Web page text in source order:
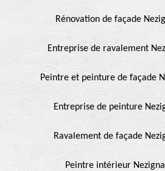
Rénovation de façade
Entreprise de ravalement
Peintre et peinture de façade
Entreprise de peinture
Ravalement de façade
Peintre intérieur